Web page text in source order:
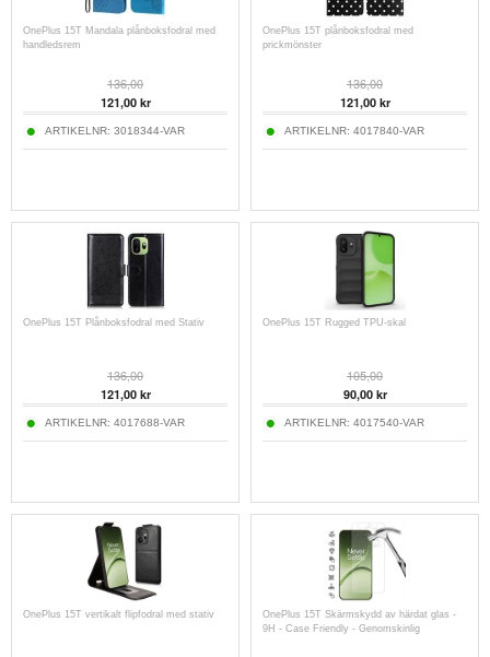
OnePlus 15T Mandala plånboksfodral med
handledsrem
136,00
121,00kr
ARTIKELNR: 3018344-VAR
OnePlus 15T plånboksfodral med
prickmönster
136,00
121,00kr
ARTIKELNR: 4017840-VAR
OnePlus 15T Plånboksfodral med Stativ
136,00
121,00kr
ARTIKELNR: 4017688-VAR
OnePlus 15T Rugged TPU-skal
105,00
90,00kr
ARTIKELNR: 4017540-VAR
OnePlus 15T vertikalt flipfodral med stativ
OnePlus 15T Skärmskydd av härdat glas -
9H - Case Friendly - Genomskinlig